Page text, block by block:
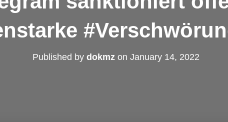
Published by dokmz on January 14, 2022